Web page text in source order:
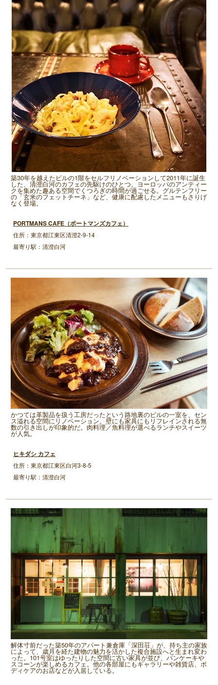
築30年を越えたビルの1階をセルフリノベーションして2011年に誕生
した、清澄白河のカフェの先駆けのひとつ。ヨーロッパのアンティー
クを集めた趣ある空間でくつろぎの時間が過ごせる。グルテンフリー
の「玄米のフェットチーネ」など、健康に配慮したメニューもさりげ
なく登場。
PORTMANS CAFE（ポートマンズカフェ）
住所：東京都江東区清澄2-9-14
最寄り駅：清澄白河
かつては革製品を扱う工房だったという路地裏のビルの一室を、セン
ス溢れる空間にリノベーション。壁にも家具にもリフレインされる無
数の引き出しが印象的だ。肉料理／魚料理が選べるランチやスイーツ
が人気。
ヒキダシ カフェ
住所：東京都江東区白河3-8-5
最寄り駅：清澄白河
解体寸前だった築50年のアパート兼倉庫「深田荘」が、持ち主の家族
によって、歳月を経た建物の魅力を活かした複合施設へと生まれ変わ
った。101号室はゆったりした空間に古い家具が並び、パンケーキや
スコーンが楽しめるカフェ。他の各部屋にもギャラリーや雑貨店、ボ
ディケアのお店などが入居している。